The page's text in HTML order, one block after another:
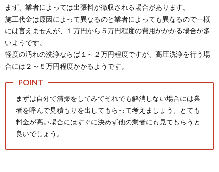
まず、業者によっては出張料が徴収される場合があります。
施工代金は原因によって異なるのと業者によっても異なるので一概
には言えませんが、１万円から５万円程度の費用がかかる場合が多
いようです。
軽度の汚れの洗浄ならば１～２万円程度ですが、高圧洗浄を行う場
合には２～５万円程度かかるようです。
まずは自分で清掃をしてみてそれでも解消しない場合には業
者を呼んで見積もりを出してもらって考えましょう。とても
料金が高い場合にはすぐに決めず他の業者にも見てもらうと
良いでしょう。